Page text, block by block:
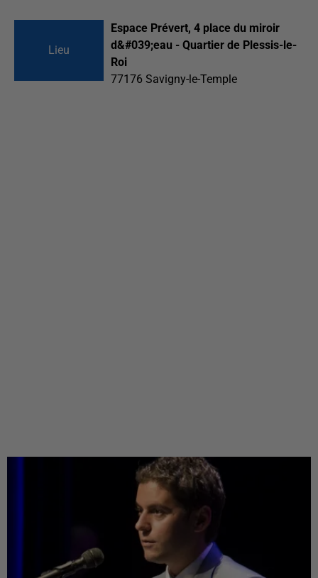
Lieu
Espace Prévert, 4 place du miroir
d&#039;eau - Quartier de Plessis-le-
Roi
77176 Savigny-le-Temple